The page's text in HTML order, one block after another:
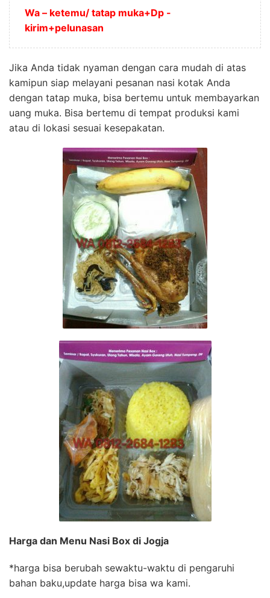
Wa – ketemu/ tatap muka+Dp -
kirim+pelunasan
Jika Anda tidak nyaman dengan cara mudah di atas
kamipun siap melayani pesanan nasi kotak Anda
dengan tatap muka, bisa bertemu untuk membayarkan
uang muka. Bisa bertemu di tempat produksi kami
atau di lokasi sesuai kesepakatan.
Harga dan Menu Nasi Box di Jogja
*harga bisa berubah sewaktu-waktu di pengaruhi
bahan baku,update harga bisa wa kami.